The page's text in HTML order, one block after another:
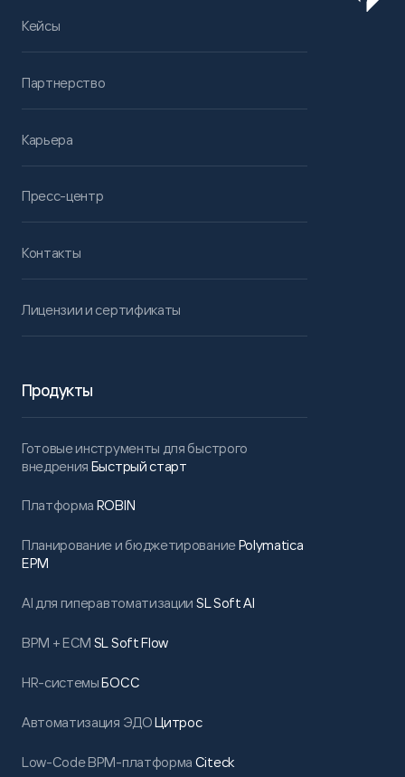
Кейсы
Партнерство
Карьера
Пресс-центр
Контакты
Лицензии и сертификаты
Продукты
Готовые инструменты для быстрого
внедрения Быстрый старт
Платформа ROBIN
Планирование и бюджетированиеPolymatica
EPM
AI для гиперавтоматизации SL Soft AI
BPM + ECM SL Soft Flow
HR-системыБОСС
Автоматизация ЭДОЦитрос
Low-Code BPM-платформа Citeck